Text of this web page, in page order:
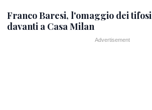
Franco Baresi, l'omaggio dei tifosi
davanti a Casa Milan